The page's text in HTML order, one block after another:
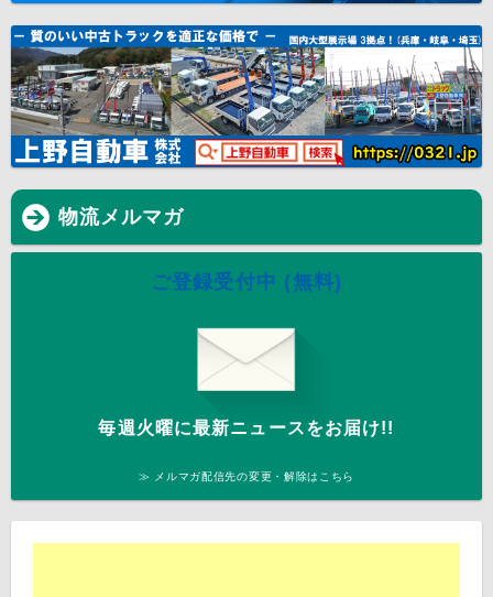
物流メルマガ
ご登録受付中 (無料)
毎週火曜に最新ニュースをお届け!!
≫ メルマガ配信先の変更・解除はこちら